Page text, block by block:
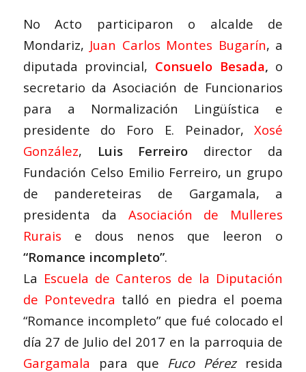
No Acto participaron o alcalde de
Mondariz, Juan Carlos Montes Bugarín, a
diputada provincial, Consuelo Besada, o
secretario da Asociación de Funcionarios
para a Normalización Lingüística e
presidente do Foro E. Peinador,Xosé
González, Luis Ferreiro director da
Fundación Celso Emilio Ferreiro, un grupo
de pandereteiras de Gargamala, a
presidenta da Asociación de Mulleres
Rurais e dous nenos que leeron o
“Romance incompleto”.
La Escuela de Canteros de la Diputación
de Pontevedra talló en piedra el poema
“Romance incompleto” que fué colocado el
día 27 de Julio del 2017 en la parroquia de
Gargamala para que Fuco Pérezresida